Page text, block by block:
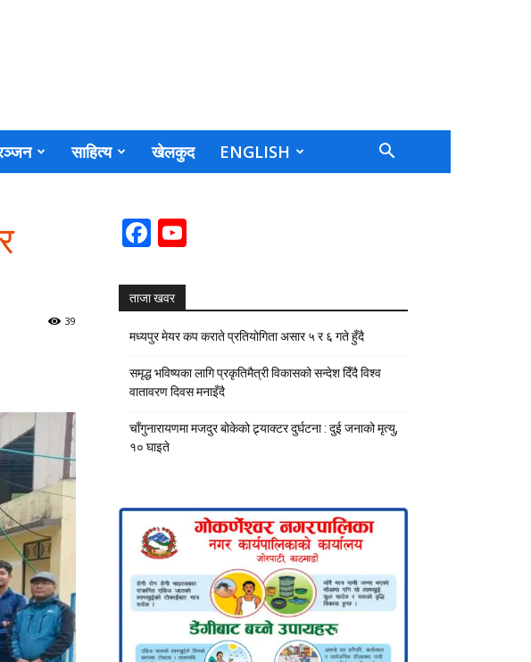
साहित्य खेलकुद ENGLISH
39
Facebook
ताजा खवर
मध्यपुर मेयर कप कराते प्रतियोगिता असार ५ र ६ गते हुँदै
समृद्ध भविष्यका लागि प्रकृतिमैत्री विकासको सन्देश दिँदै विश्व
वातावरण दिवस मनाइँदै
चाँगुनारायणमा मजदुर बोकेको ट्र्याक्टर दुर्घटना : दुई जनाको मृत्यु,
१० घाइते